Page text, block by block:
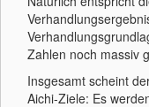
Zahlen noch massiv
Insgesamt scheint
Aichi-Ziele: Es